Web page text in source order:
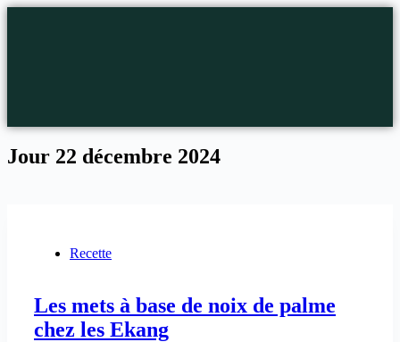
Jour 22 décembre 2024
Recette
Les mets à base de noix de palme
chez les Ekang